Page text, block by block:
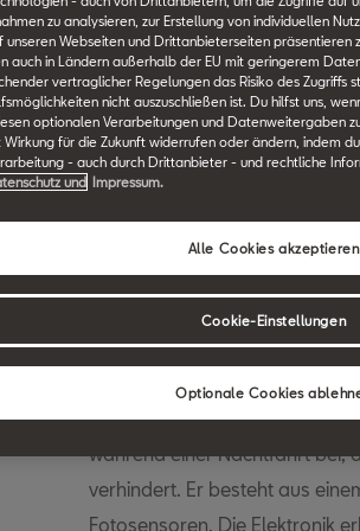
G H I J K L M N O
SEAT Technik Lexikon
Der automatisch
während einer Nachtfahrt bei,
verhindert. Er besteht aus
Fotosensoren. Die Elektronik
zu analysieren, zur Erstellung von individuellen
unseren Webseiten und Drittanbieterseiten präsentieren
auch in Ländern außerhalb der EU mit geringerem
vertraglicher Regelungen das Risiko des Zugriffs
nicht auszuschließen ist. Du hilfst uns,
optionalen Verarbeitungen und Datenweitergaben
für die Zukunft widerrufen oder ändern, indem
- auch durch Drittanbieter - und rechtliche
und Impressum.
Optionale Cookies
Alle Cookies akzeptieren
Cookie-Einstellungen